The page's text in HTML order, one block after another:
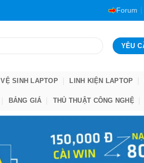
Forum
VỆ SINH LAPTOP LINH KIỆN LAPTOP
BẢNG GIÁ THỦ THUẬT CÔNG NGHỆ